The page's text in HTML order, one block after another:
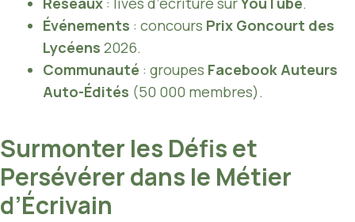
Événements : concours Prix Goncourt des
Lycéens 2026.
Communauté : groupes Facebook Auteurs
Auto-Édités (50 000 membres).
Surmonter les Défis et
Persévérer dans le Métier
d’Écrivain